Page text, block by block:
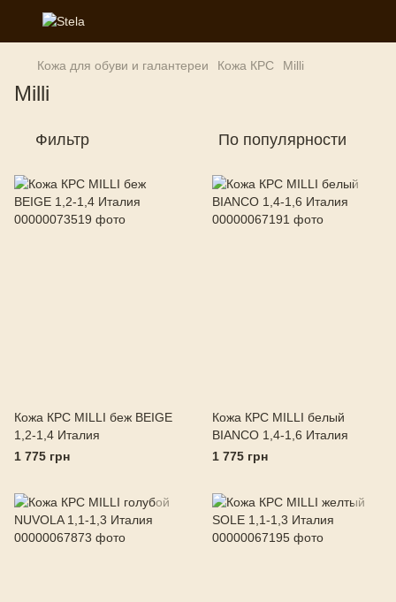
Кожа для обуви и галантереи Кожа КРС Milli
Milli
Фильтр По популярности
Кожа КРС MILLI беж BEIGE
1,2-1,4 Италия
1 775 грн
Кожа КРС MILLI белый
BIANCO 1,4-1,6 Италия
1 775 грн